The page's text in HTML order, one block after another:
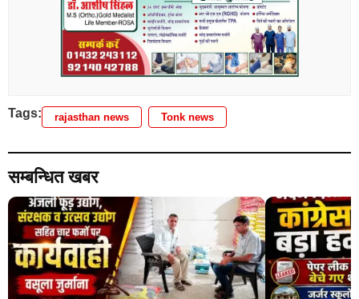
Tags: rajasthan news Tonk news
सम्बन्धित खबर